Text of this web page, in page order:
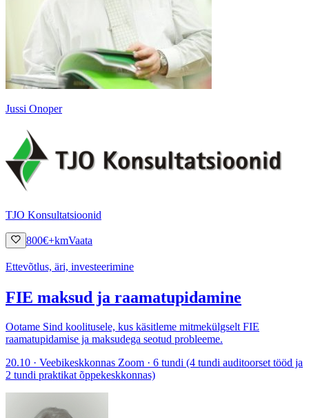
Jussi Onoper
TJO Konsultatsioonid
800€+kmVaata
Ettevõtlus, äri, investeerimine
FIE maksud ja raamatupidamine
Ootame Sind koolitusele, kus käsitleme mitmekülgselt FIE
raamatupidamise ja maksudega seotud probleeme.
20.10 · Veebikeskkonnas Zoom · 6 tundi (4 tundi auditoorset tööd ja
2 tundi praktikat õppekeskkonnas)